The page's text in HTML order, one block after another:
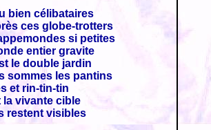
bien célibataires
ces globe-trotters
si petites
entier gravite
le double jardin
sommes les pantins
et rin-tin-tin
la vivante cible
restent visibles